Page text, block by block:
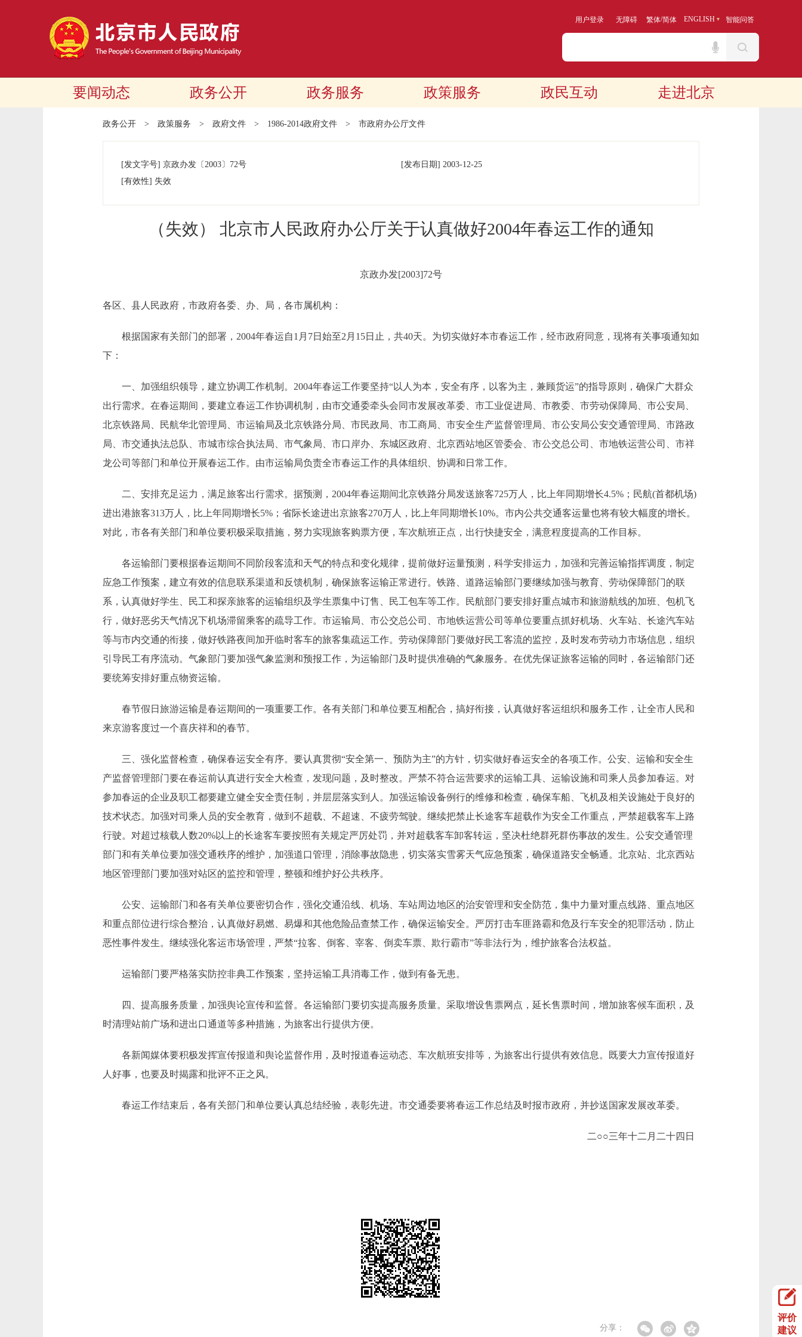
用户登录 无障碍 繁体/简体 ENGLISH 智能问答
要闻动态 政务公开 政务服务 政策服务 政民互动 走进北京
政务公开 > 政策服务 > 政府文件 > 1986-2014政府文件 > 市政府办公厅文件
[发文字号] 京政办发 〔2003〕 72号 [发布日期] 2003-12-25
[有效性] 失效
（失效） 北京市人民政府办公厅关于认真做好2004年春运工作的通知
京政办发[2003]72号
各区、县人民政府，市政府各委、办、局，各市属机构：
根据国家有关部门的部署，2004年春运自1月7日始至2月15日止，共40天。为切实做好本市春运工作，经市政府同意，现将有关事项通知如
下：
一、加强组织领导，建立协调工作机制。2004年春运工作要坚持“以人为本，安全有序，以客为主，兼顾货运”的指导原则，确保广大群众
出行需求。在春运期间，要建立春运工作协调机制，由市交通委牵头会同市发展改革委、市工业促进局、市教委、市劳动保障局、市公安局、
北京铁路局、民航华北管理局、市运输局及北京铁路分局、市民政局、市工商局、市安全生产监督管理局、市公安局公安交通管理局、市路政
局、市交通执法总队、市城市综合执法局、市气象局、市口岸办、东城区政府、北京西站地区管委会、市公交总公司、市地铁运营公司、市祥
龙公司等部门和单位开展春运工作。由市运输局负责全市春运工作的具体组织、协调和日常工作。
二、安排充足运力，满足旅客出行需求。据预测，2004年春运期间北京铁路分局发送旅客725万人，比上年同期增长4.5%；民航(首都机场)
进出港旅客313万人，比上年同期增长5%；省际长途进出京旅客270万人，比上年同期增长10%。市内公共交通客运量也将有较大幅度的增长。
对此，市各有关部门和单位要积极采取措施，努力实现旅客购票方便，车次航班正点，出行快捷安全，满意程度提高的工作目标。
各运输部门要根据春运期间不同阶段客流和天气的特点和变化规律，提前做好运量预测，科学安排运力，加强和完善运输指挥调度，制定
应急工作预案，建立有效的信息联系渠道和反馈机制，确保旅客运输正常进行。铁路、道路运输部门要继续加强与教育、劳动保障部门的联
系，认真做好学生、民工和探亲旅客的运输组织及学生票集中订售、民工包车等工作。民航部门要安排好重点城市和旅游航线的加班、包机飞
行，做好恶劣天气情况下机场滞留乘客的疏导工作。市运输局、市公交总公司、市地铁运营公司等单位要重点抓好机场、火车站、长途汽车站
等与市内交通的衔接，做好铁路夜间加开临时客车的旅客集疏运工作。劳动保障部门要做好民工客流的监控，及时发布劳动力市场信息，组织
引导民工有序流动。气象部门要加强气象监测和预报工作，为运输部门及时提供准确的气象服务。在优先保证旅客运输的同时，各运输部门还
要统筹安排好重点物资运输。
春节假日旅游运输是春运期间的一项重要工作。各有关部门和单位要互相配合，搞好衔接，认真做好客运组织和服务工作，让全市人民和
来京游客度过一个喜庆祥和的春节。
三、强化监督检查，确保春运安全有序。要认真贯彻“安全第一、预防为主”的方针，切实做好春运安全的各项工作。公安、运输和安全生
产监督管理部门要在春运前认真进行安全大检查，发现问题，及时整改。严禁不符合运营要求的运输工具、运输设施和司乘人员参加春运。对
参加春运的企业及职工都要建立健全安全责任制，并层层落实到人。加强运输设备例行的维修和检查，确保车船、飞机及相关设施处于良好的
技术状态。加强对司乘人员的安全教育，做到不超载、不超速、不疲劳驾驶。继续把禁止长途客车超载作为安全工作重点，严禁超载客车上路
行驶。对超过核载人数20%以上的长途客车要按照有关规定严厉处罚，并对超载客车卸客转运，坚决杜绝群死群伤事故的发生。公安交通管理
部门和有关单位要加强交通秩序的维护，加强道口管理，消除事故隐患，切实落实雪雾天气应急预案，确保道路安全畅通。北京站、北京西站
地区管理部门要加强对站区的监控和管理，整顿和维护好公共秩序。
公安、运输部门和各有关单位要密切合作，强化交通沿线、机场、车站周边地区的治安管理和安全防范，集中力量对重点线路、重点地区
和重点部位进行综合整治，认真做好易燃、易爆和其他危险品查禁工作，确保运输安全。严厉打击车匪路霸和危及行车安全的犯罪活动，防止
恶性事件发生。继续强化客运市场管理，严禁“拉客、倒客、宰客、倒卖车票、欺行霸市”等非法行为，维护旅客合法权益。
运输部门要严格落实防控非典工作预案，坚持运输工具消毒工作，做到有备无患。
四、提高服务质量，加强舆论宣传和监督。各运输部门要切实提高服务质量。采取增设售票网点，延长售票时间，增加旅客候车面积，及
时清理站前广场和进出口通道等多种措施，为旅客出行提供方便。
各新闻媒体要积极发挥宣传报道和舆论监督作用，及时报道春运动态、车次航班安排等，为旅客出行提供有效信息。既要大力宣传报道好
人好事，也要及时揭露和批评不正之风。
春运工作结束后，各有关部门和单位要认真总结经验，表彰先进。市交通委要将春运工作总结及时报市政府，并抄送国家发展改革委。
二○○三年十二月二十四日
分享：
评价
建议